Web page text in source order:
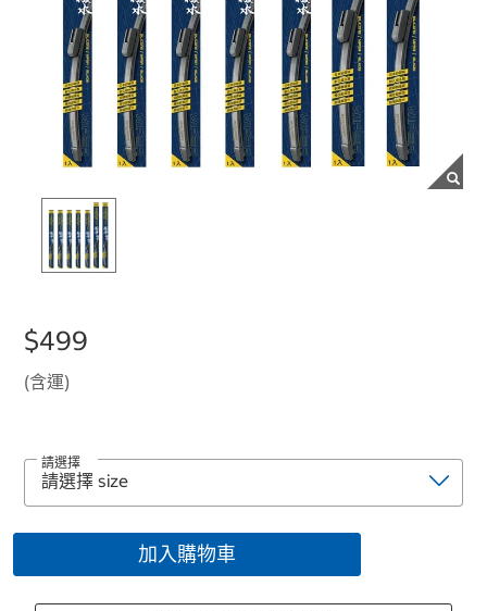
$499
(含運)
請選擇
加入購物車